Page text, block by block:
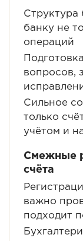
Структура
банку не
операций
вопросов,
Сильное
только
учётом и
Смежные
счёта
важно
подходит